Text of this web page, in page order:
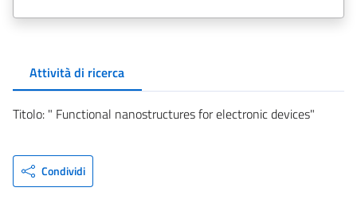
Attività di ricerca
Titolo: " Functional nanostructures for electronic devices"
Condividi